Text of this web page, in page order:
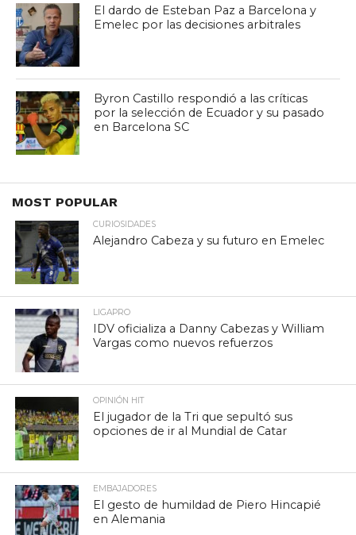
El dardo de Esteban Paz a Barcelona y
Emelec por las decisiones arbitrales
Byron Castillo respondió a las críticas
por la selección de Ecuador y su pasado
en Barcelona SC
MOST POPULAR
CURIOSIDADES
Alejandro Cabeza y su futuro en Emelec
LIGAPRO
IDV oficializa a Danny Cabezas y William
Vargas como nuevos refuerzos
OPINIÓN HIT
El jugador de la Tri que sepultó sus
opciones de ir al Mundial de Catar
EMBAJADORES
El gesto de humildad de Piero Hincapié
en Alemania